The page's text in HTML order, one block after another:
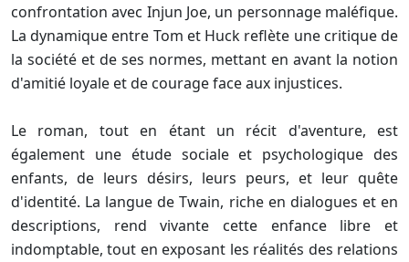
confrontation avec Injun Joe, un personnage maléfique.
La dynamique entre Tom et Huck reflète une critique de
la société et de ses normes, mettant en avant la notion
d'amitié loyale et de courage face aux injustices.
Le roman, tout en étant un récit d'aventure, est
également une étude sociale et psychologique des
enfants, de leurs désirs, leurs peurs, et leur quête
d'identité. La langue de Twain, riche en dialogues et en
descriptions, rend vivante cette enfance libre et
indomptable, tout en exposant les réalités des relations